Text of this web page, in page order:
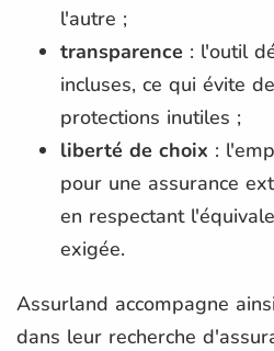
l'autre ;
transparence : l'outil
incluses, ce qui évite
protections inutiles ;
liberté de choix :
pour une assurance
en respectant
exigée.
Assurland accompagne
dans leur recherche